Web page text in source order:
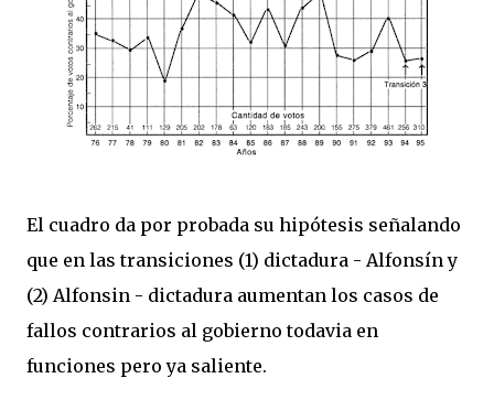
El cuadro da por probada su hipótesis señalando
que en las transiciones (1) dictadura - Alfonsín y
(2) Alfonsin - dictadura aumentan los casos de
fallos contrarios al gobierno todavia en
funciones pero ya saliente.